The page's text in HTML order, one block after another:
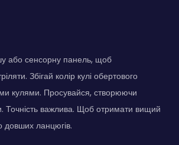
або сенсорну панель, щоб
Збігай колір кулі обертового
кулями. Просувайся, створюючи
Точність важлива. Щоб отримати вищий
довших ланцюгів.